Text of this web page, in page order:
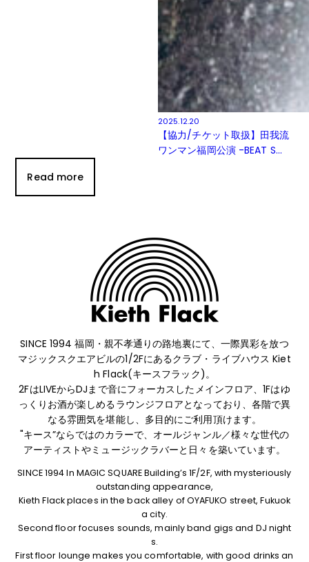
2025.12.20
【協力/チケット取扱】田我流
ワンマン福岡公演 -BEAT S...
Read more
SINCE 1994 福岡・親不孝通りの路地裏にて、 一際異彩を放つ
マジックスクエアビルの1/2Fにあるクラブ・ライブハウス Kiet
h Flack(キースフラック)。
2FはLIVEからDJまで音にフォーカスしたメインフロア、1Fはゆ
っくりお酒が楽しめるラウンジフロアとなっており、 各階で異
なる雰囲気を堪能し、多目的にご利用頂けます。
"キース”ならではのカラーで、オールジャンル／様々な世代の
アーティストやミュージックラバーと日々を築いています。
SINCE 1994 In MAGIC SQUARE Building’s 1F/2F, with mysteriously
outstanding appearance,
Kieth Flack places in the back alley of OYAFUKO street, Fukuok
a city.
Second floor focuses sounds, mainly band gigs and DJ night
s.
First floor lounge makes you comfortable, with good drinks an